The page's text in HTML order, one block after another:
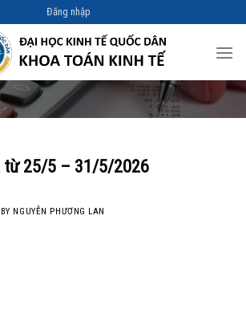
Đăng nhập
từ 25/5 – 31/5/2026
BY NGUYỄN PHƯƠNG LAN